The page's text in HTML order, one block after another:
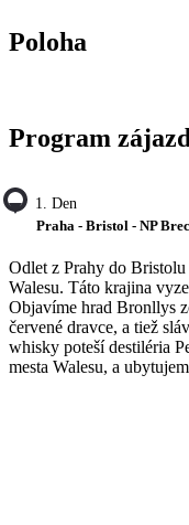
Poloha
Program
1. Den
Praha - Bristol - NP
Odlet z Prahy do Bristolu
Walesu. Táto krajina
Objavíme hrad Bronllys
červené dravce, a tiež
whisky poteší destiléria
mesta Walesu, a